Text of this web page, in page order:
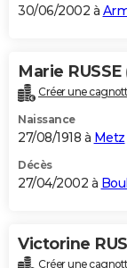
30/06/2002 à
Marie RUSSE
Créer une
Naissance
27/08/1918 à Metz
Décès
27/04/2002 à
Victorine
Créer une